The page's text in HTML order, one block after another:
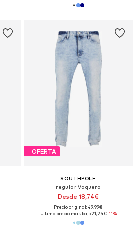
OFERTA
SOUTHPOLE
regular Vaquero
Desde 18,74€
Precio original: 49,99€
Último precio más bajo:21,24€-11%